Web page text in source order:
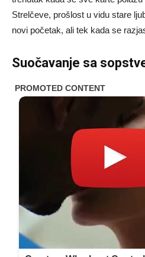
Strelčeve, prošlost u vidu stare
novi početak, ali tek kada se
Suočavanje sa